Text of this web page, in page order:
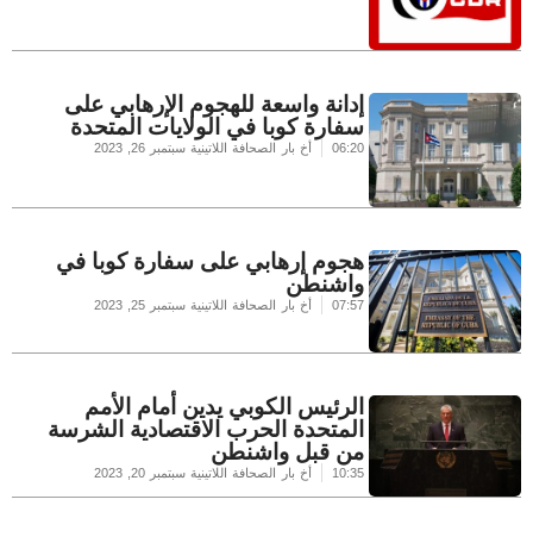
إدانة واسعة للهجوم الإرهابي على
سفارة كوبا في الولايات المتحدة
06:20 أخ بار الصحافة اللاتينية سبتمبر 26, 2023
هجوم إرهابي على سفارة كوبا في
واشنطن
07:57 أخ بار الصحافة اللاتينية سبتمبر 25, 2023
الرئيس الكوبي يدين أمام الأمم
المتحدة الحرب الاقتصادية الشرسة
من قبل واشنطن
10:35 أخ بار الصحافة اللاتينية سبتمبر 20, 2023